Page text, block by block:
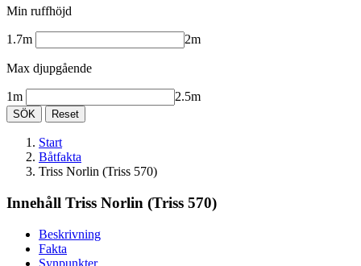
Min ruffhöjd
1.7m 2m
Max djupgående
1m 2.5m
SÖK Reset
Start
Båtfakta
Triss Norlin (Triss 570)
Innehåll Triss Norlin (Triss 570)
Beskrivning
Fakta
Synpunkter